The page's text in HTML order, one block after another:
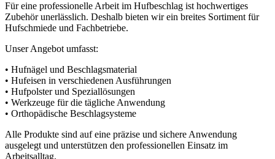
Für eine professionelle Arbeit im Hufbeschlag ist hochwertiges
Zubehör unerlässlich. Deshalb bieten wir ein breites Sortiment für
Hufschmiede und Fachbetriebe.
Unser Angebot umfasst:
• Hufnägel und Beschlagsmaterial
• Hufeisen in verschiedenen Ausführungen
• Hufpolster und Speziallösungen
• Werkzeuge für die tägliche Anwendung
• Orthopädische Beschlagsysteme
Alle Produkte sind auf eine präzise und sichere Anwendung
ausgelegt und unterstützen den professionellen Einsatz im
Arbeitsalltag.